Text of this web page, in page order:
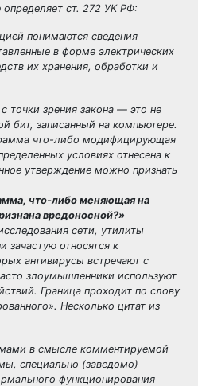
ст. 272 УК РФ:
понимаются сведения
в форме электрических
их хранения, обработки и
точки зрения закона — это не
бит, записанный на компьютере.
что-либо модифицирующая
условиях отнесена к
утверждение можно признать
что-либо меняющая на
вредоносной?»
сети, утилиты
зачастую относятся к
антивирусы встречают с
злоумышленники используют
Граница проходит по слову
Несколько цитат из
в смысле комментируемой
специально (заведомо)
функционирования